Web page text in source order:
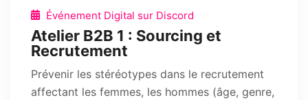
Événement Digital sur Discord
Atelier B2B 1 : Sourcing et
Recrutement
Prévenir les stéréotypes dans le recrutement
affectant les femmes, les hommes (âge, genre,